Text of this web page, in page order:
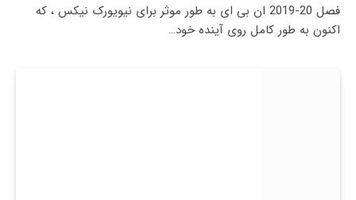
فصل 20-2019 ان بی ای به طور موثر برای نیویورک نیکس ، که
اکنون به طور کامل روی آینده خود…